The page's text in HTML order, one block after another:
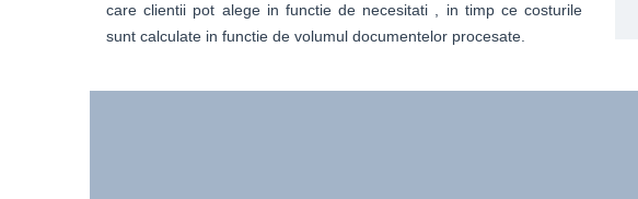
care clientii pot alege in functie de necesitati , in timp ce costurile
sunt calculate in functie de volumul documentelor procesate.